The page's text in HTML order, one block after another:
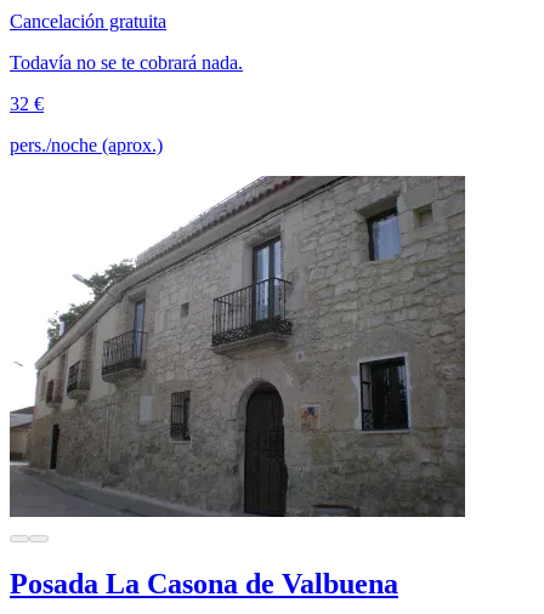
Cancelación gratuita
Todavía no se te cobrará nada.
32 €
pers./noche (aprox.)
Posada La Casona de Valbuena